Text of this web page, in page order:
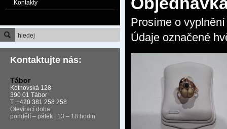
Kontakty
Kontaktujte nás:
Tábor
Kotnovská 128
390 01 Tábor
T: +420 381 258 258
Otevírací doba:
pondělí – pátek | 13 – 18 hodin
Prosíme o
Údaje označené